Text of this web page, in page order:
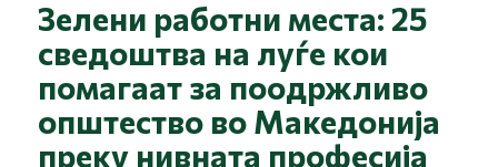
Зелени работни места: 25
сведоштва на луѓе кои
помагаат за поодржливо
општество во Македонија
преку нивната професија